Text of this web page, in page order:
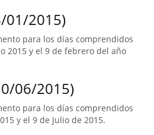
01/2015)
para los días comprendidos
2015 y el 9 de febrero del año
06/2015)
para los días comprendidos
y el 9 de Julio de 2015.